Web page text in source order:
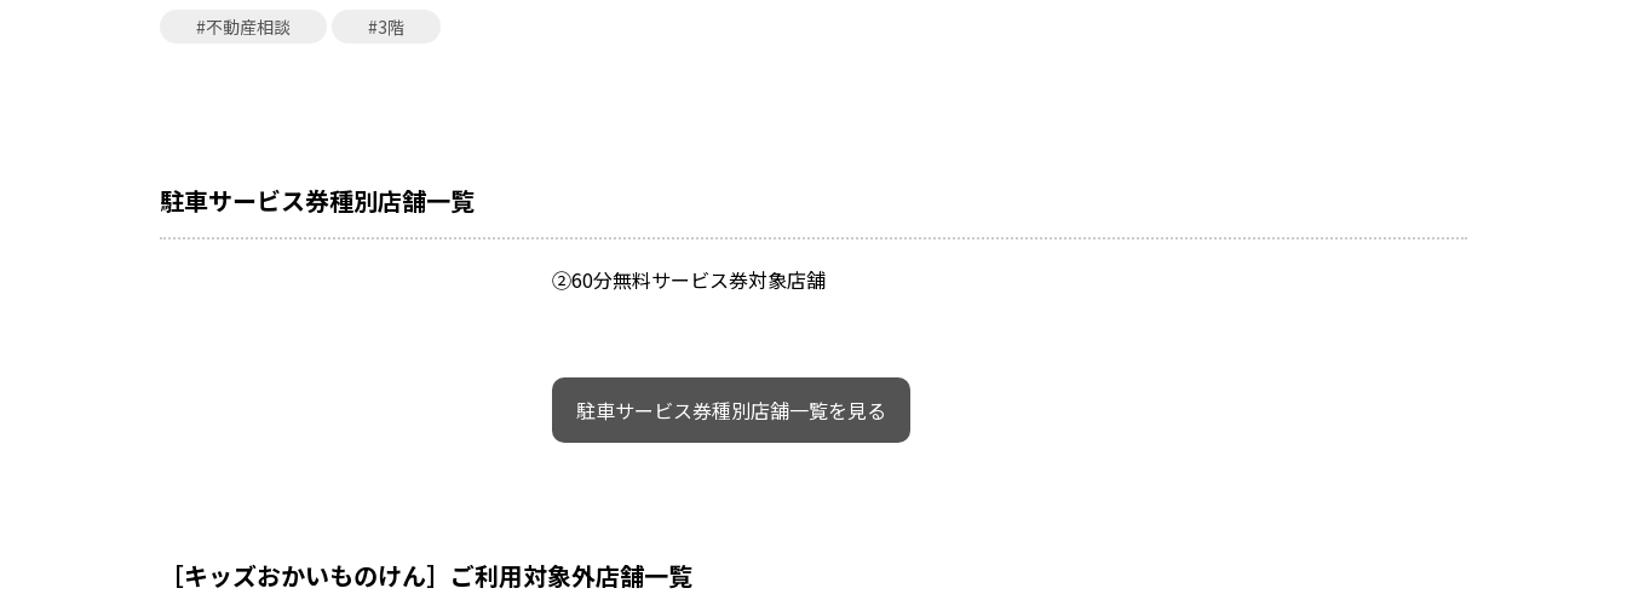
#不動産相談 #3階
駐車サービス券種別店舗一覧
②60分無料サービス券対象店舗
駐車サービス券種別店舗一覧を見る
［キッズおかいものけん］ご利用対象外店舗一覧